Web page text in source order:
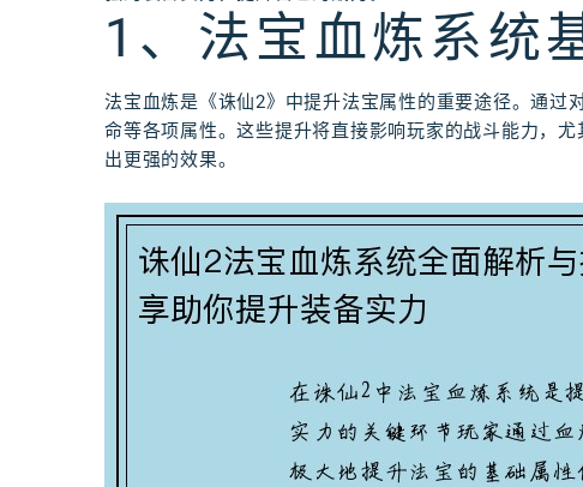
1、法宝血炼系统
法宝血炼是《诛仙2》中提升法宝属性的重要途径。通过
命等各项属性。这些提升将直接影响玩家的战斗能力，
出更强的效果。